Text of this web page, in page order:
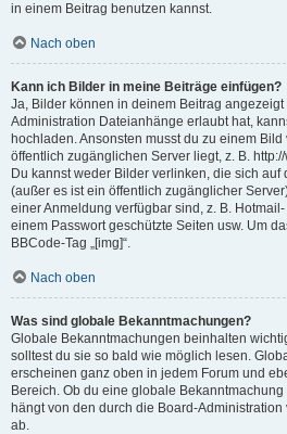
in einem Beitrag benutzen kannst.
Nach oben
Kann ich Bilder in meine Beiträge einfügen?
Ja, Bilder können in deinem Beitrag
Administration Dateianhänge erlaubt hat,
hochladen. Ansonsten musst du zu einem
öffentlich zugänglichen Server liegt, z. B.
Du kannst weder Bilder verlinken, die sich
(außer es ist ein öffentlich zugänglicher
einer Anmeldung verfügbar sind, z. B.
einem Passwort geschützte Seiten usw. Um
BBCode-Tag „[img]“.
Nach oben
Was sind globale Bekanntmachungen?
Globale Bekanntmachungen beinhalten
solltest du sie so bald wie möglich lesen.
erscheinen ganz oben in jedem Forum und
Bereich. Ob du eine globale
hängt von den durch die Board-
ab.